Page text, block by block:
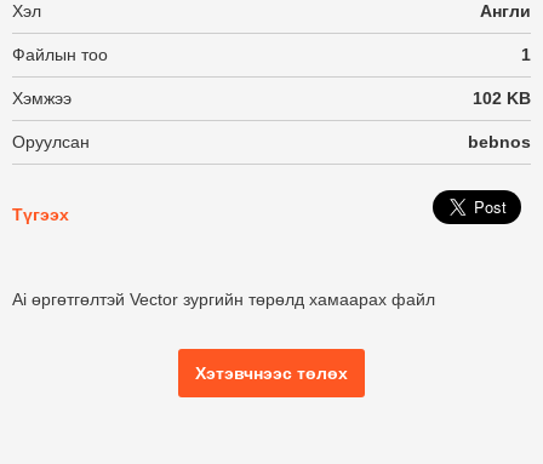
Хэл Англи
Файлын тоо 1
Хэмжээ 102 KB
Оруулсан bebnos
Түгээх
Ai өргөтгөлтэй Vector зургийн төрөлд хамаарах файл
Хэтэвчнээс төлөх